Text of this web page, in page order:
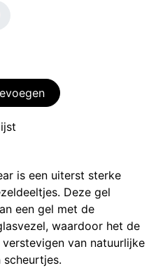
is een uiterst sterke
Deze gel
een gel met de
waardoor het de
van natuurlijke
scheurtjes.